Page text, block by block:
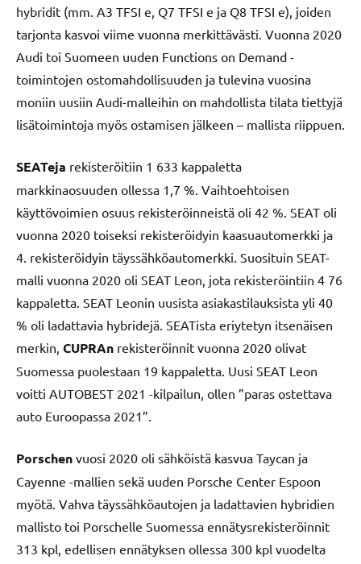
hybridit (mm. A3 TFSI e, Q7 TFSI e ja Q8 TFSI e), joiden
tarjonta kasvoi viime vuonna merkittävästi. Vuonna 2020
Audi toi Suomeen uuden Functions on Demand -
toimintojen ostomahdollisuuden ja tulevina vuosina
moniin uusiin Audi-malleihin on mahdollista tilata tiettyjä
lisätoimintoja myös ostamisen jälkeen – mallista riippuen.
SEATeja rekisteröitiin 1 633 kappaletta
markkinaosuuden ollessa 1,7 %. Vaihtoehtoisen
käyttövoimien osuus rekisteröinneistä oli 42 %. SEAT oli
vuonna 2020 toiseksi rekisteröidyin kaasuautomerkki ja
4. rekisteröidyin täyssähköautomerkki. Suosituin SEAT-
malli vuonna 2020 oli SEAT Leon, jota rekisteröintiin 4 76
kappaletta. SEAT Leonin uusista asiakastilauksista yli 40
% oli ladattavia hybridejä. SEATista eriytetyn itsenäisen
merkin, CUPRAn rekisteröinnit vuonna 2020 olivat
Suomessa puolestaan 19 kappaletta. Uusi SEAT Leon
voitti AUTOBEST 2021 -kilpailun, ollen ”paras ostettava
auto Euroopassa 2021”.
Porschen vuosi 2020 oli sähköistä kasvua Taycan ja
Cayenne -mallien sekä uuden Porsche Center Espoon
myötä. Vahva täyssähköautojen ja ladattavien hybridien
mallisto toi Porschelle Suomessa ennätysrekisteröinnit
313 kpl, edellisen ennätyksen ollessa 300 kpl vuodelta